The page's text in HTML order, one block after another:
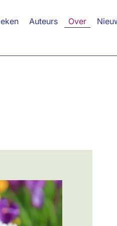
Auteurs Over